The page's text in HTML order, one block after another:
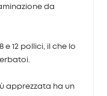
da
e 12 pollici, il che lo
apprezzata ha un